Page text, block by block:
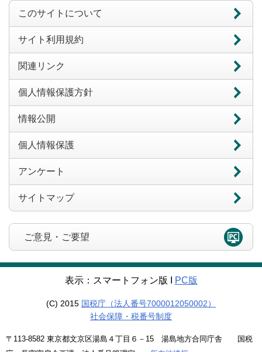
このサイトについて
サイト利用規約
関連リンク
個人情報保護方針
情報公開
個人情報保護
アンケート
サイトマップ
ご意見・ご要望
表示：スマートフォン版 Ι PC版
(C) 2015 国税庁（法人番号7000012050002）
社会保障・税番号制度
〒113-8582 東京都文京区湯島４丁目６－15 湯島地方合同庁舎 国税